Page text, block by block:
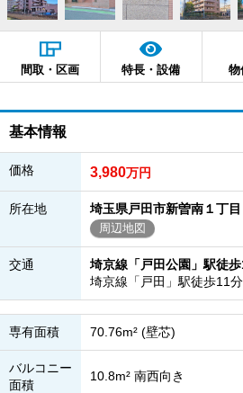
間取・区画 特長・設備 物
基本情報
価格 3,980万円
所在地 埼玉県戸田市新曽南１丁目
周辺地図
交通
埼京線「戸田公園」駅徒
埼京線「戸田」駅徒歩11分
専有面積 70.76m² (壁芯)
バルコニー
面積
10.8m² 南西向き